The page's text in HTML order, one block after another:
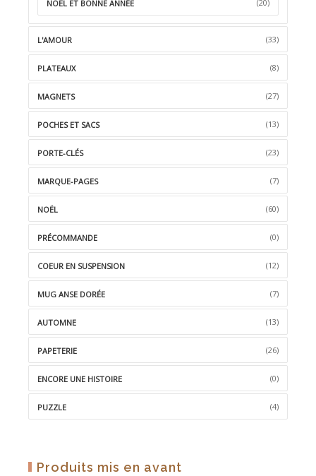
NOËL ET BONNE ANNÉE (20)
L'AMOUR (33)
PLATEAUX (8)
MAGNETS (27)
POCHES ET SACS (13)
PORTE-CLÉS (23)
MARQUE-PAGES (7)
NOËL (60)
PRÉCOMMANDE (0)
COEUR EN SUSPENSION (12)
MUG ANSE DORÉE (7)
AUTOMNE (13)
PAPETERIE (26)
ENCORE UNE HISTOIRE (0)
PUZZLE (4)
Produits mis en avant